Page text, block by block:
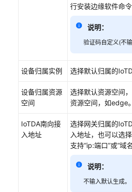
应
模
边
缘
行安装边缘软件命
说明：
验证码自定义(不
设备归属实例 选择默认归属的
设备归属资源
空间
选择默认资源空间
资源空间，如edge。
IoTDA南向接
入地址
选择网关归属的
入地址，也可以选
支持“ip:端口”或“域
说明：
不输入默认生成。